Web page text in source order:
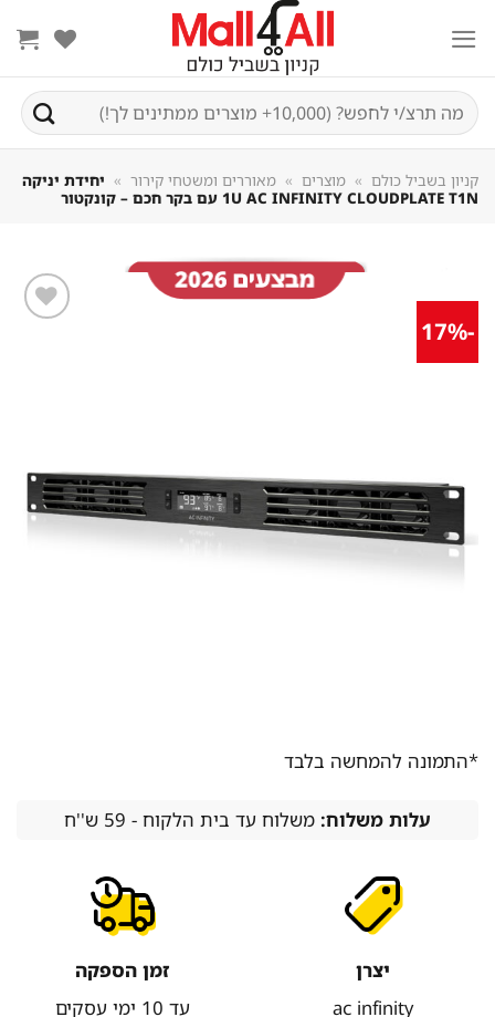
חיפוש
עבור:
קניון בשביל כולם מוצרים מאוררים ומשטחי קירור
יחידת יניקה
1U AC INFINITY CLOUDPLATE T1N עם בקר חכם – קונקטור
*התמונה להמחשה בלבד
עלות משלוח:משלוח עד בית הלקוח - 59 ש''ח
יצרן
ac infinity
זמן הספקה
עד 10 ימי עסקים